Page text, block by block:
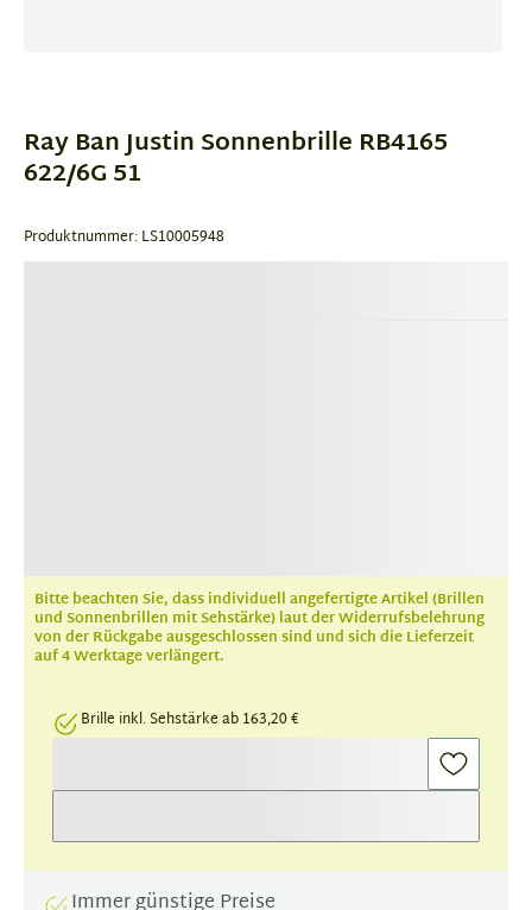
3
Ray Ban Justin Sonnenbrille RB4165
622/6G 51
Produktnummer: LS10005948
Bitte beachten Sie, dass individuell angefertigte Artikel (Brillen
und Sonnenbrillen mit Sehstärke) laut der Widerrufsbelehrung
von der Rückgabe ausgeschlossen sind und sich die Lieferzeit
auf 4 Werktage verlängert.
Brille inkl. Sehstärke ab 163,20 €